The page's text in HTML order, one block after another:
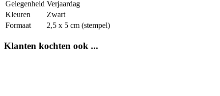
Gelegenheid Verjaardag
Kleuren
Zwart
Formaat
2,5 x 5 cm (stempel)
Klanten kochten ook ...